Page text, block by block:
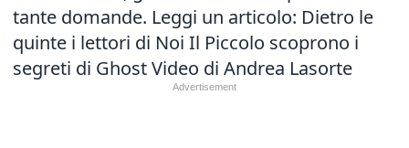
tante domande. Leggi un articolo: Dietro le
quinte i lettori di Noi Il Piccolo scoprono i
segreti di GhostVideo di Andrea Lasorte